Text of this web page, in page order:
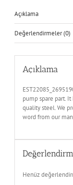
Açıklama
Değerlendirmeler (0)
Açıklama
pump spare part.
quality steel. We
word from our
Henüz